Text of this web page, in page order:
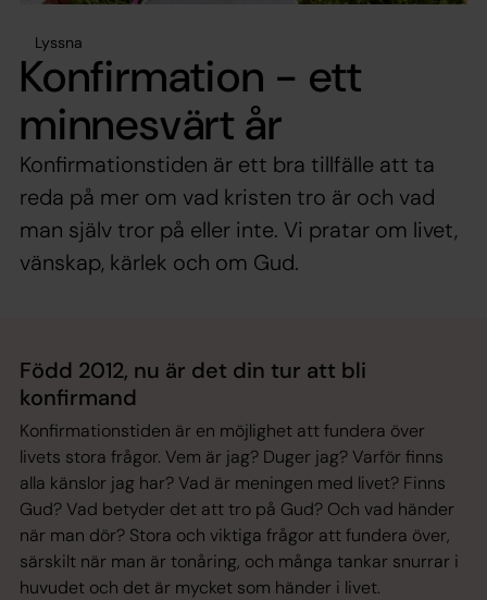
Lyssna
Konfirmation - ett
minnesvärt år
Konfirmationstiden är ett bra tillfälle att ta
reda på mer om vad kristen tro är och vad
man själv tror på eller inte. Vi pratar om livet,
vänskap, kärlek och om Gud.
Född 2012, nu är det din tur att bli
konfirmand
Konfirmationstiden är en möjlighet att fundera över
livets stora frågor. Vem är jag? Duger jag? Varför finns
alla känslor jag har? Vad är meningen med livet? Finns
Gud? Vad betyder det att tro på Gud? Och vad händer
när man dör? Stora och viktiga frågor att fundera över,
särskilt när man är tonåring, och många tankar snurrar i
huvudet och det är mycket som händer i livet.